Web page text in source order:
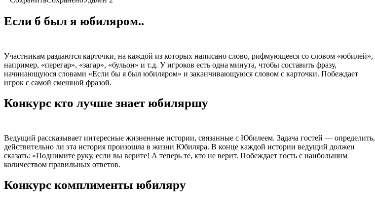
Если б был я юбиляром..
Участникам раздаются карточки, на каждой из которых написано слово, рифмующееся со словом «юбилей»,
например, «перегар», «загар», «бульон» и т.д. У игроков есть одна минута, чтобы составить фразу,
начинающуюся словами «Если бы я был юбиляром» и заканчивающуюся словом с карточки. Побеждает
игрок с самой смешной фразой.
Конкурс кто лучше знает юбиляршу
Ведущий рассказывает интересные жизненные истории, связанные с Юбилеем. Задача гостей — определить,
действительно ли эта история произошла в жизни Юбиляра. В конце каждой истории ведущий должен
сказать: «Поднимите руку, если вы верите! А теперь те, кто не верит. Побеждает гость с наибольшим
количеством правильных ответов.
Конкурс комплименты юбиляру